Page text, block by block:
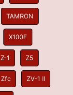
TAMRON
X100F
Z-1 Z5
Zfc ZV-1 II